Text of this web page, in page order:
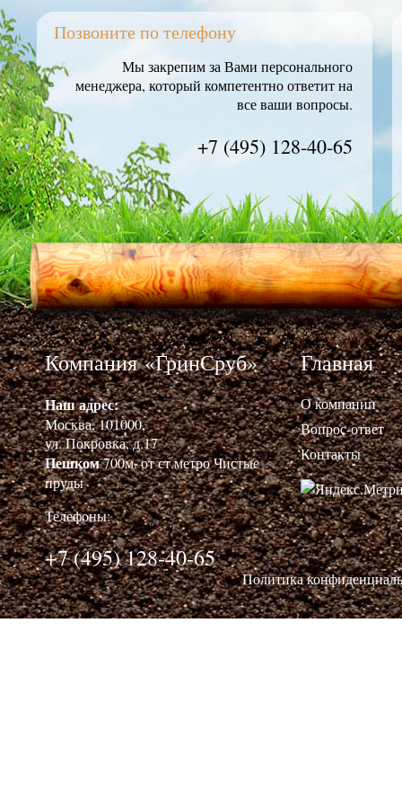
Позвоните по телефону
Мы закрепим за Вами персонального
менеджера, который компетентно ответит на
все ваши вопросы.
+7 (495) 128-40-65
Главная
О компании
Вопрос-ответ
Контакты
Политика
Компания «ГринСруб»
Наш адрес:
Москва, 101000,
ул. Покровка, д.17
Пешком700м. от ст.метро Чистые
пруды
Телефоны:
+7 (495) 128-40-65